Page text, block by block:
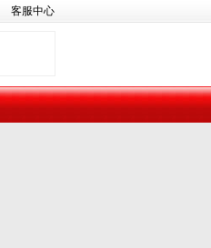
客服中心